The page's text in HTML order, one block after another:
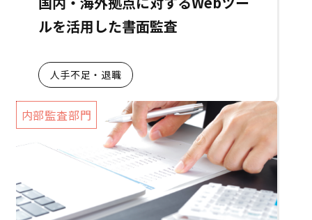
ルを活用した書面監査
人手不足・退職
内部監査部門